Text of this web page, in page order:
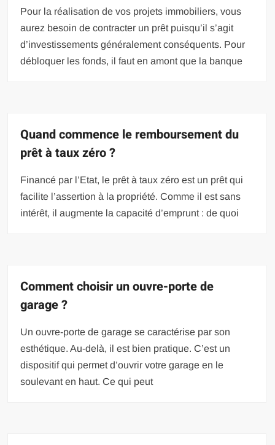
Pour la réalisation de vos projets immobiliers, vous
aurez besoin de contracter un prêt puisqu’il s’agit
d’investissements généralement conséquents. Pour
débloquer les fonds, il faut en amont que la banque
Quand commence le remboursement du
prêt à taux zéro ?
Financé par l’Etat, le prêt à taux zéro est un prêt qui
facilite l’assertion à la propriété. Comme il est sans
intérêt, il augmente la capacité d’emprunt : de quoi
Comment choisir un ouvre-porte de
garage ?
Un ouvre-porte de garage se caractérise par son
esthétique. Au-delà, il est bien pratique. C’est un
dispositif qui permet d’ouvrir votre garage en le
soulevant en haut. Ce qui peut